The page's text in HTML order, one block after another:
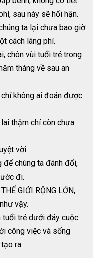
sau này sẽ hối hận.
ta lại chưa bao giờ
cách lãng phí.
chôn vùi tuổi trẻ trong
tháng về sau an
không ai đoán được
thậm chí còn chưa
vời.
để chúng ta đánh đổi,
đi.
GIỚI RỘNG LỚN,
vậy.
tuổi trẻ dưới đáy cuộc
công việc và sống
ra.